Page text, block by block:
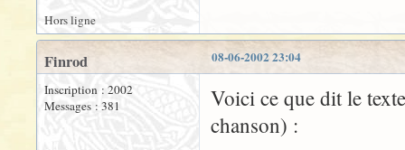
Hors ligne
08-06-2002 23:04
Finrod
Inscription : 2002
Messages : 381
Voici ce que dit le
chanson) :